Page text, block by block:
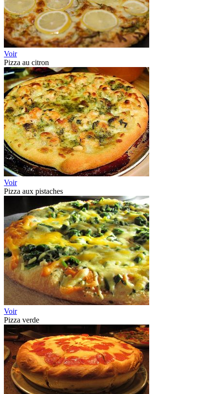
Voir
Pizza au citron
Voir
Pizza aux pistaches
Voir
Pizza verde